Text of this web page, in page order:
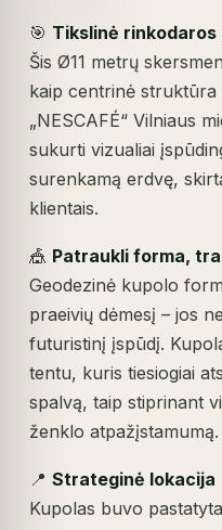
🎯 Tikslinė
Šis Ø11 metrų
kaip centrinė struktūra
„NESCAFÉ“ Vilniaus
sukurti vizualiai
surenkamą erdvę,
klientais.
🎪 Patraukli forma,
Geodezinė kupolo
praeivių dėmesį – jos
futuristinį įspūdį.
tentu, kuris tiesiogiai
spalvą, taip stiprinant
ženklo atpažįstamumą.
📍Strateginė lokacija
Kupolas buvo